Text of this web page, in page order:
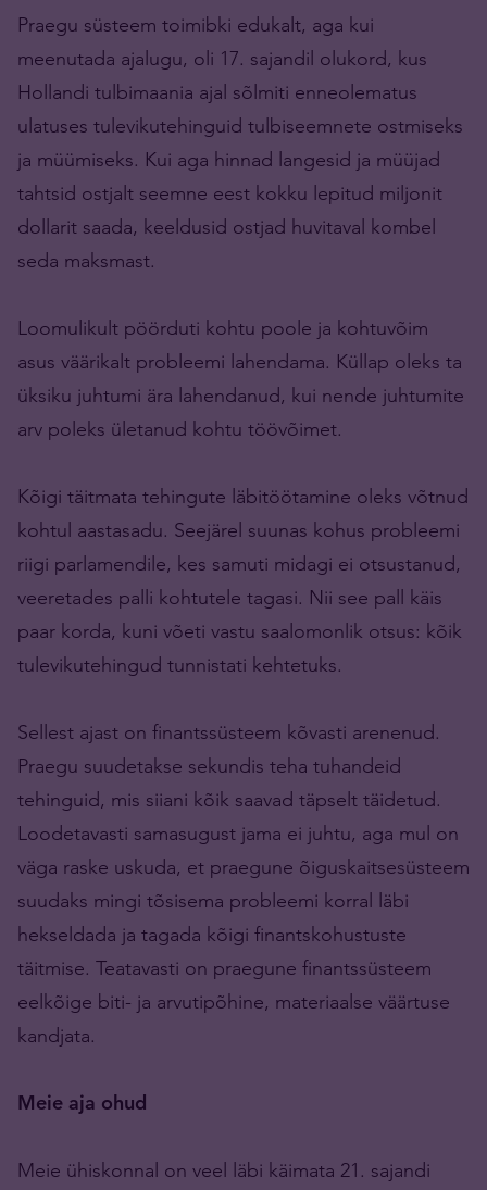
Praegu süsteem toimibki edukalt, aga kui
meenutada ajalugu, oli 17. sajandil olukord, kus
Hollandi tulbimaania ajal sõlmiti enneolematus
ulatuses tulevikutehinguid tulbiseemnete ostmiseks
ja müümiseks. Kui aga hinnad langesid ja müüjad
tahtsid ostjalt seemne eest kokku lepitud miljonit
dollarit saada, keeldusid ostjad huvitaval kombel
seda maksmast.
Loomulikult pöörduti kohtu poole ja kohtuvõim
asus väärikalt probleemi lahendama. Küllap oleks ta
üksiku juhtumi ära lahendanud, kui nende juhtumite
arv poleks ületanud kohtu töövõimet.
Kõigi täitmata tehingute läbitöötamine oleks võtnud
kohtul aastasadu. Seejärel suunas kohus probleemi
riigi parlamendile, kes samuti midagi ei otsustanud,
veeretades palli kohtutele tagasi. Nii see pall käis
paar korda, kuni võeti vastu saalomonlik otsus: kõik
tulevikutehingud tunnistati kehtetuks.
Sellest ajast on finantssüsteem kõvasti arenenud.
Praegu suudetakse sekundis teha tuhandeid
tehinguid, mis siiani kõik saavad täpselt täidetud.
Loodetavasti samasugust jama ei juhtu, aga mul on
väga raske uskuda, et praegune õiguskaitsesüsteem
suudaks mingi tõsisema probleemi korral läbi
hekseldada ja tagada kõigi finantskohustuste
täitmise. Teatavasti on praegune finantssüsteem
eelkõige biti- ja arvutipõhine, materiaalse väärtuse
kandjata.
Meie aja ohud
Meie ühiskonnal on veel läbi käimata 21. sajandi